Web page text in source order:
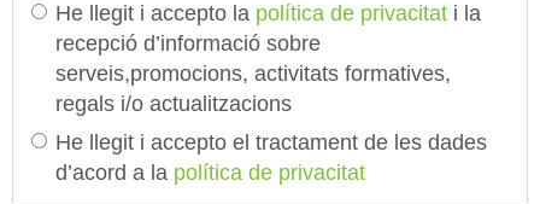
He llegit i accepto la política de privacitat i la
recepció d’informació sobre
serveis,promocions, activitats formatives,
regals i/o actualitzacions
He llegit i accepto el tractament de les dades
d’acord a la política de privacitat